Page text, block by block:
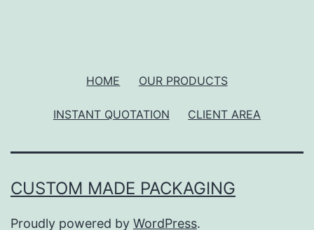
HOME OUR PRODUCTS
INSTANT QUOTATION CLIENT AREA
CUSTOM MADE PACKAGING
Proudly powered by WordPress.